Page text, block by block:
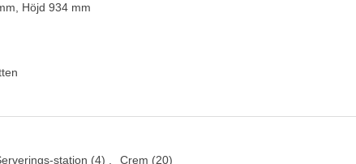
Höjd 934 mm
station (4) Crem (20)